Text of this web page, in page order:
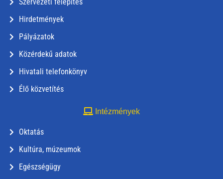
Hirdetmények
Pályázatok
Közérdekű adatok
Hivatali telefonkönyv
Élő közvetítés
Intézmények
Oktatás
Kultúra, múzeumok
Egészségügy